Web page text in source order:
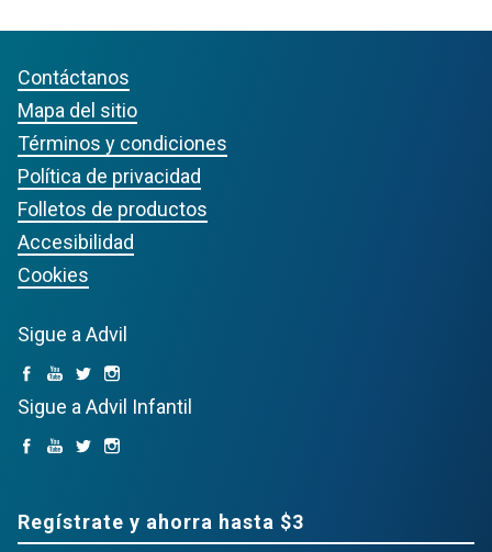
Contáctanos
Mapa del sitio
Términos y condiciones
Política de privacidad
Folletos de productos
Accesibilidad
Cookies
Sigue a Advil
Sigue a Advil Infantil
Regístrate y ahorra hasta $3